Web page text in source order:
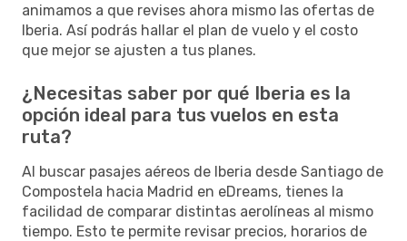
animamos a que revises ahora mismo las ofertas de
Iberia. Así podrás hallar el plan de vuelo y el costo
que mejor se ajusten a tus planes.
¿Necesitas saber por qué Iberia es la
opción ideal para tus vuelos en esta
ruta?
Al buscar pasajes aéreos de Iberia desde Santiago de
Compostela hacia Madrid en eDreams, tienes la
facilidad de comparar distintas aerolíneas al mismo
tiempo. Esto te permite revisar precios, horarios de